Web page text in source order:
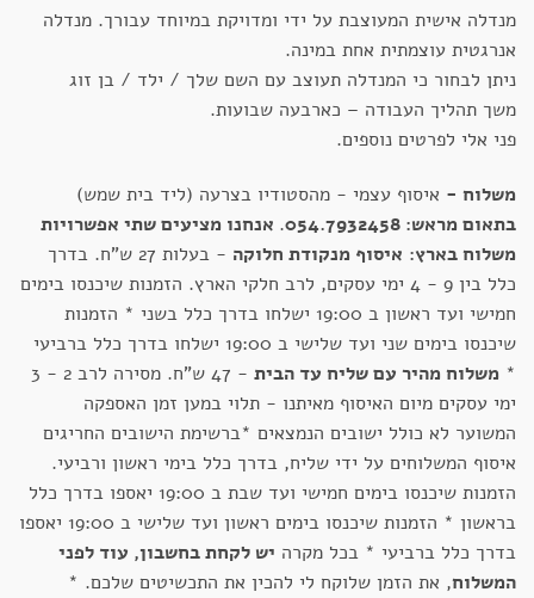
מנדלה אישית המעוצבת על ידי ומדויקת במיוחד עבורך. מנדלה
אנרגטית עוצמתית אחת במינה.
ניתן לבחור כי המנדלה תעוצב עם השם שלך / ילד / בן זוג
משך תהליך העבודה – כארבעה שבועות.
פני אלי לפרטים נוספים.
משלוח - איסוף עצמי - מהסטודיו בצרעה (ליד בית שמש)
בתאום מראש: 054.7932458
. אנחנו מציעים שתי אפשרויות
משלוח בארץ: איסוף מנקודת חלוקה
- בעלות 27 ש"ח. בדרך
כלל בין 9 - 4 ימי עסקים, לרב חלקי הארץ. הזמנות שיכנסו בימים
חמישי ועד ראשון ב 19:00 ישלחו בדרך כלל בשני * הזמנות
שיכנסו בימים שני ועד שלישי ב 19:00 ישלחו בדרך כלל ברביעי
* משלוח מהיר עם שליח עד הבית
- 47 ש"ח. מסירה לרב 2 - 3
ימי עסקים מיום האיסוף מאיתנו - תלוי במען זמן האספקה
המשוער לא כולל ישובים הנמצאים *ברשימת הישובים החריגים
איסוף המשלוחים על ידי שליח, בדרך כלל בימי ראשון ורביעי.
הזמנות שיכנסו בימים חמישי ועד שבת ב 19:00 יאספו בדרך כלל
בראשון * הזמנות שיכנסו בימים ראשון ועד שלישי ב 19:00 יאספו
בדרך כלל ברביעי * בכל מקרה יש לקחת בחשבון, עוד לפני
המשלוח, את הזמן שלוקח לי להכין את התכשיטים שלכם. *